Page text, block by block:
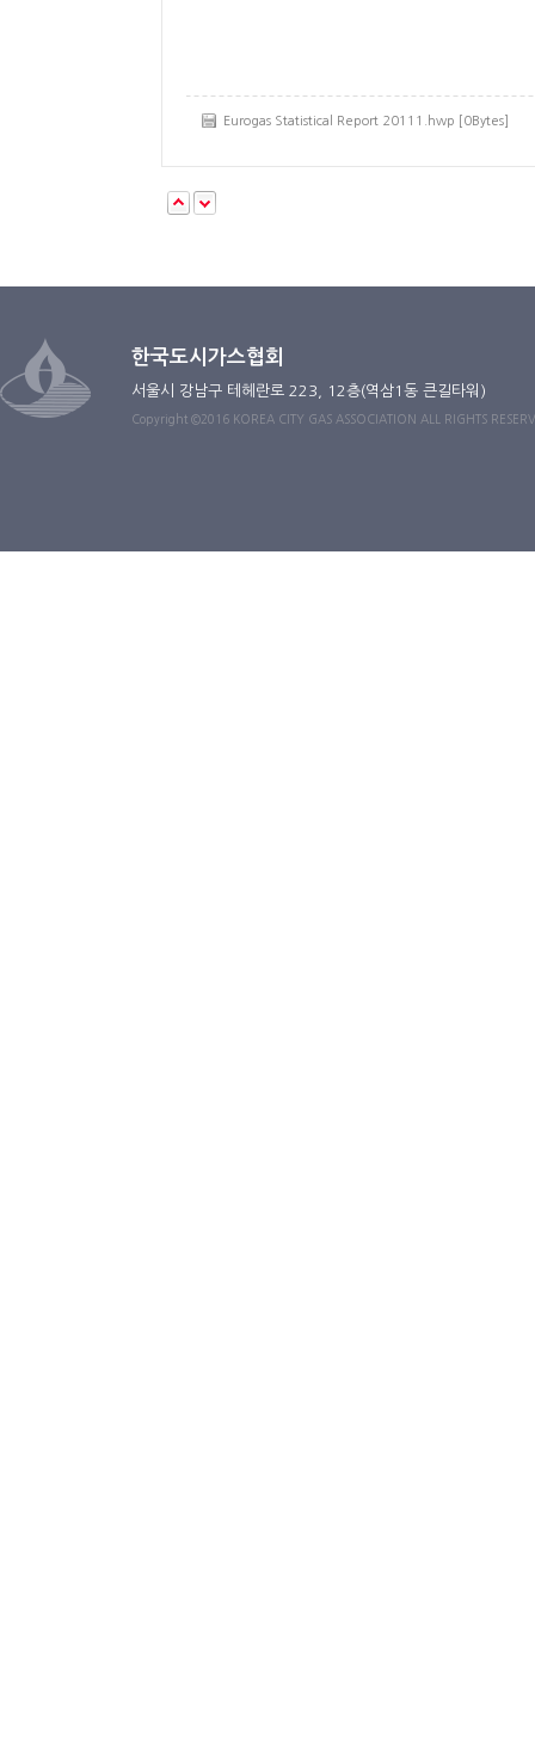
Eurogas Statistical Report 20111.hwp [0Bytes]
한국도시가스협회
서울시 강남구 테헤란로 223, 12층(역삼1동 큰길타워)
Copyright ©2016 KOREA CITY GAS ASSOCIATION ALL RIGHTS